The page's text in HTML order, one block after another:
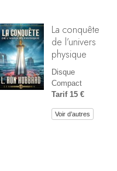
La conquête
de l’univers
physique
Disque
Compact
Tarif 15 €
Voir d’autres